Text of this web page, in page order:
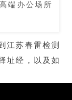
端办公场所
江苏春雷检测
址经，以及如